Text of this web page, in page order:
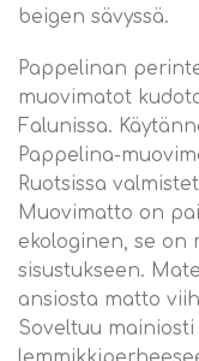
beigen sävyssä.
Pappelinan
muovimatot
Falunissa.
Pappelina-
Ruotsissa
Muovimatto on
ekologinen, se on
sisustukseen.
ansiosta matto
Soveltuu